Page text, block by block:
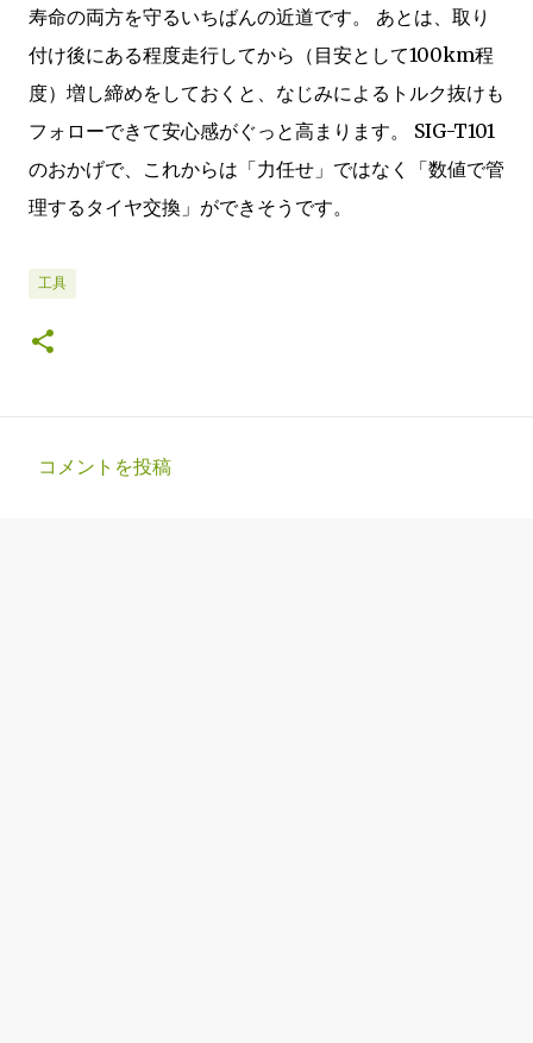
寿命の両方を守るいちばんの近道です。 あとは、取り
付け後にある程度走行してから（目安として100km程
度）増し締めをしておくと、なじみによるトルク抜けも
フォローできて安心感がぐっと高まります。 SIG-T101
のおかげで、これからは「力任せ」ではなく「数値で管
理するタイヤ交換」ができそうです。
工具
コメントを投稿